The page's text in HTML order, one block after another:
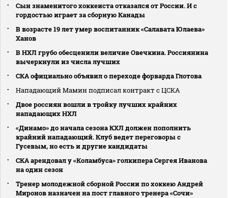
Сын знаменитого хоккеиста отказался от России. И с
гордостью играет за сборную Канады
В возрасте 19 лет умер воспитанник «Салавата Юлаева»
Ханов
В НХЛ грубо обесценили величие Овечкина. Россиянина
вычеркнули из числа лучших
СКА официально объявил о переходе форварда Глотова
Нападающий Мамин подписал контракт с ЦСКА
Двое россиян вошли в тройку лучших крайних
нападающих НХЛ
«Динамо» до начала сезона КХЛ должен пополнить
крайний нападающий. Клуб ведет переговоры с
Гусевым, но есть и другие кандидаты
СКА арендовал у «Коламбуса» голкипера Сергея Иванова
на один сезон
Тренер молодежной сборной России по хоккею Андрей
Миронов назначен на пост главного тренера «Сочи»